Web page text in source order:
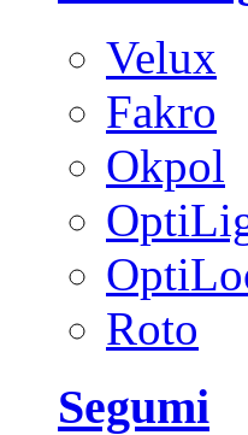
Velux
Fakro
Okpol
Roto
Segumi